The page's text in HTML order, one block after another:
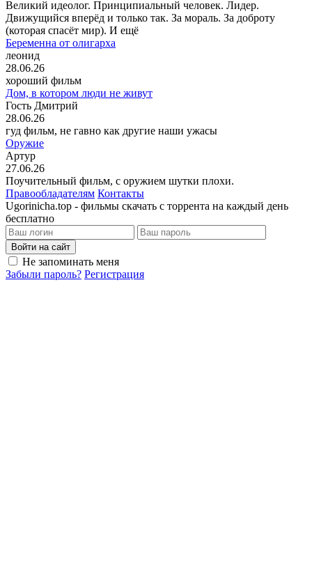
Великий идеолог. Принципиальный человек. Лидер.
Движущийся вперёд и только так. За мораль. За доброту
(которая спасёт мир). И ещё
Беременна от олигарха
леонид
28.06.26
хороший фильм
Дом, в котором люди не живут
Гость Дмитрий
28.06.26
гуд фильм, не гавно как другие наши ужасы
Оружие
Артур
27.06.26
Поучительный фильм, с оружием шутки плохи.
Правообладателям Контакты
Ugorinicha.top - фильмы скачать с торрента на каждый день
бесплатно
Войти на сайт
Не запоминать меня
Забыли пароль? Регистрация